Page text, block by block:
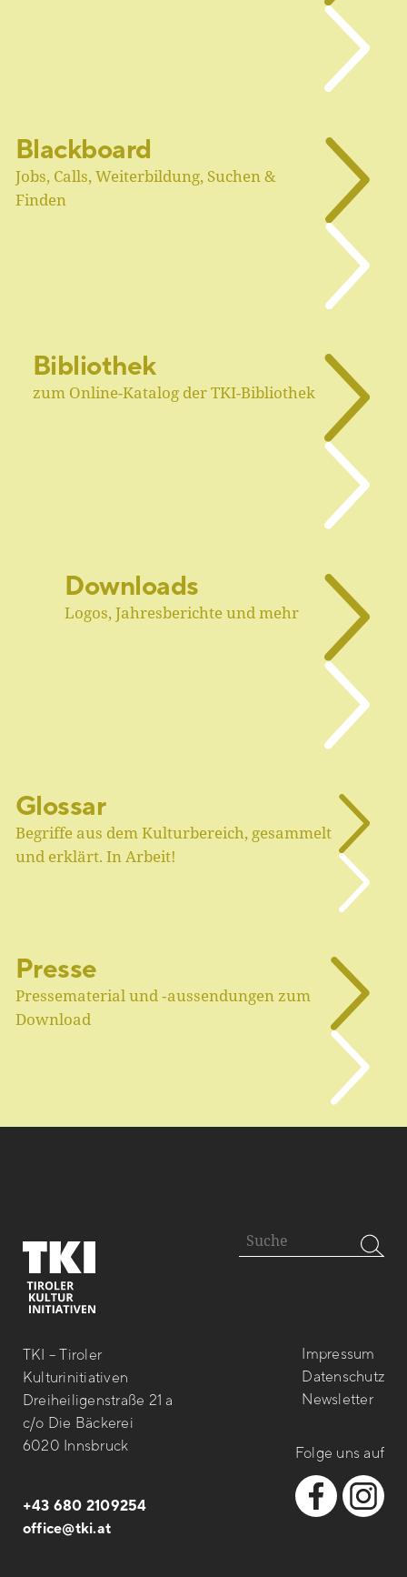
Blackboard
Jobs, Calls, Weiterbildung, Suchen &
Finden
Bibliothek
zum Online-Katalog der TKI-Bibliothek
Downloads
Logos, Jahresberichte und mehr
Glossar
Begriffe aus dem Kulturbereich, gesammelt
und erklärt. In Arbeit!
Presse
Pressematerial und ‑aussendungen zum
Download
TKI – Tiroler
Kulturinitiativen
Dreiheiligenstraße 21 a
c/o Die Bäckerei
6020 Innsbruck
+43 680 2109254
office@tki.at
Impressum
Datenschutz
Newsletter
Folge uns auf